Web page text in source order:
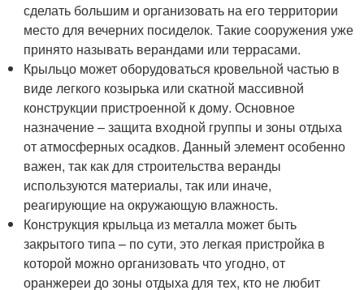
сделать большим и организовать на его территории
место для вечерних посиделок. Такие сооружения уже
принято называть верандами или террасами.
Крыльцо может оборудоваться кровельной частью в
виде легкого козырька или скатной массивной
конструкции пристроенной к дому. Основное
назначение – защита входной группы и зоны отдыха
от атмосферных осадков. Данный элемент особенно
важен, так как для строительства веранды
используются материалы, так или иначе,
реагирующие на окружающую влажность.
Конструкция крыльца из металла может быть
закрытого типа – по сути, это легкая пристройка в
которой можно организовать что угодно, от
оранжереи до зоны отдыха для тех, кто не любит